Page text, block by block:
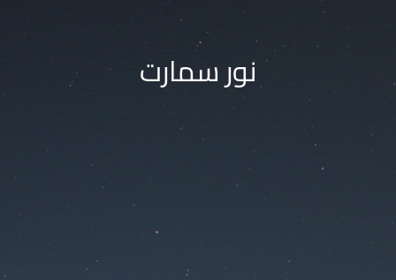
نور سمارت